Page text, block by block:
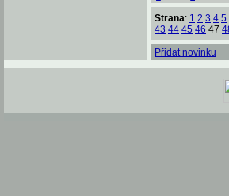
Strana: 1 2 3 4 5
43 44 45 46 47
Přidat novinku